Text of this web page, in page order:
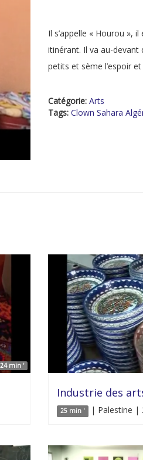
Il s’appelle « Hourou »,
itinérant. Il va au-
petits et sème l’espoir
Catégorie: Arts
Tags: Clown Sahara
24 min '
Industrie des
25 min ' | Palestine |